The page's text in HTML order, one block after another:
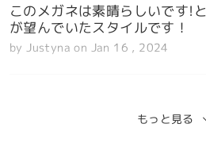
このメガネは素晴らしいです!
が望んでいたスタイルです！
by Justyna on Jan 16 , 2024
もっと見る